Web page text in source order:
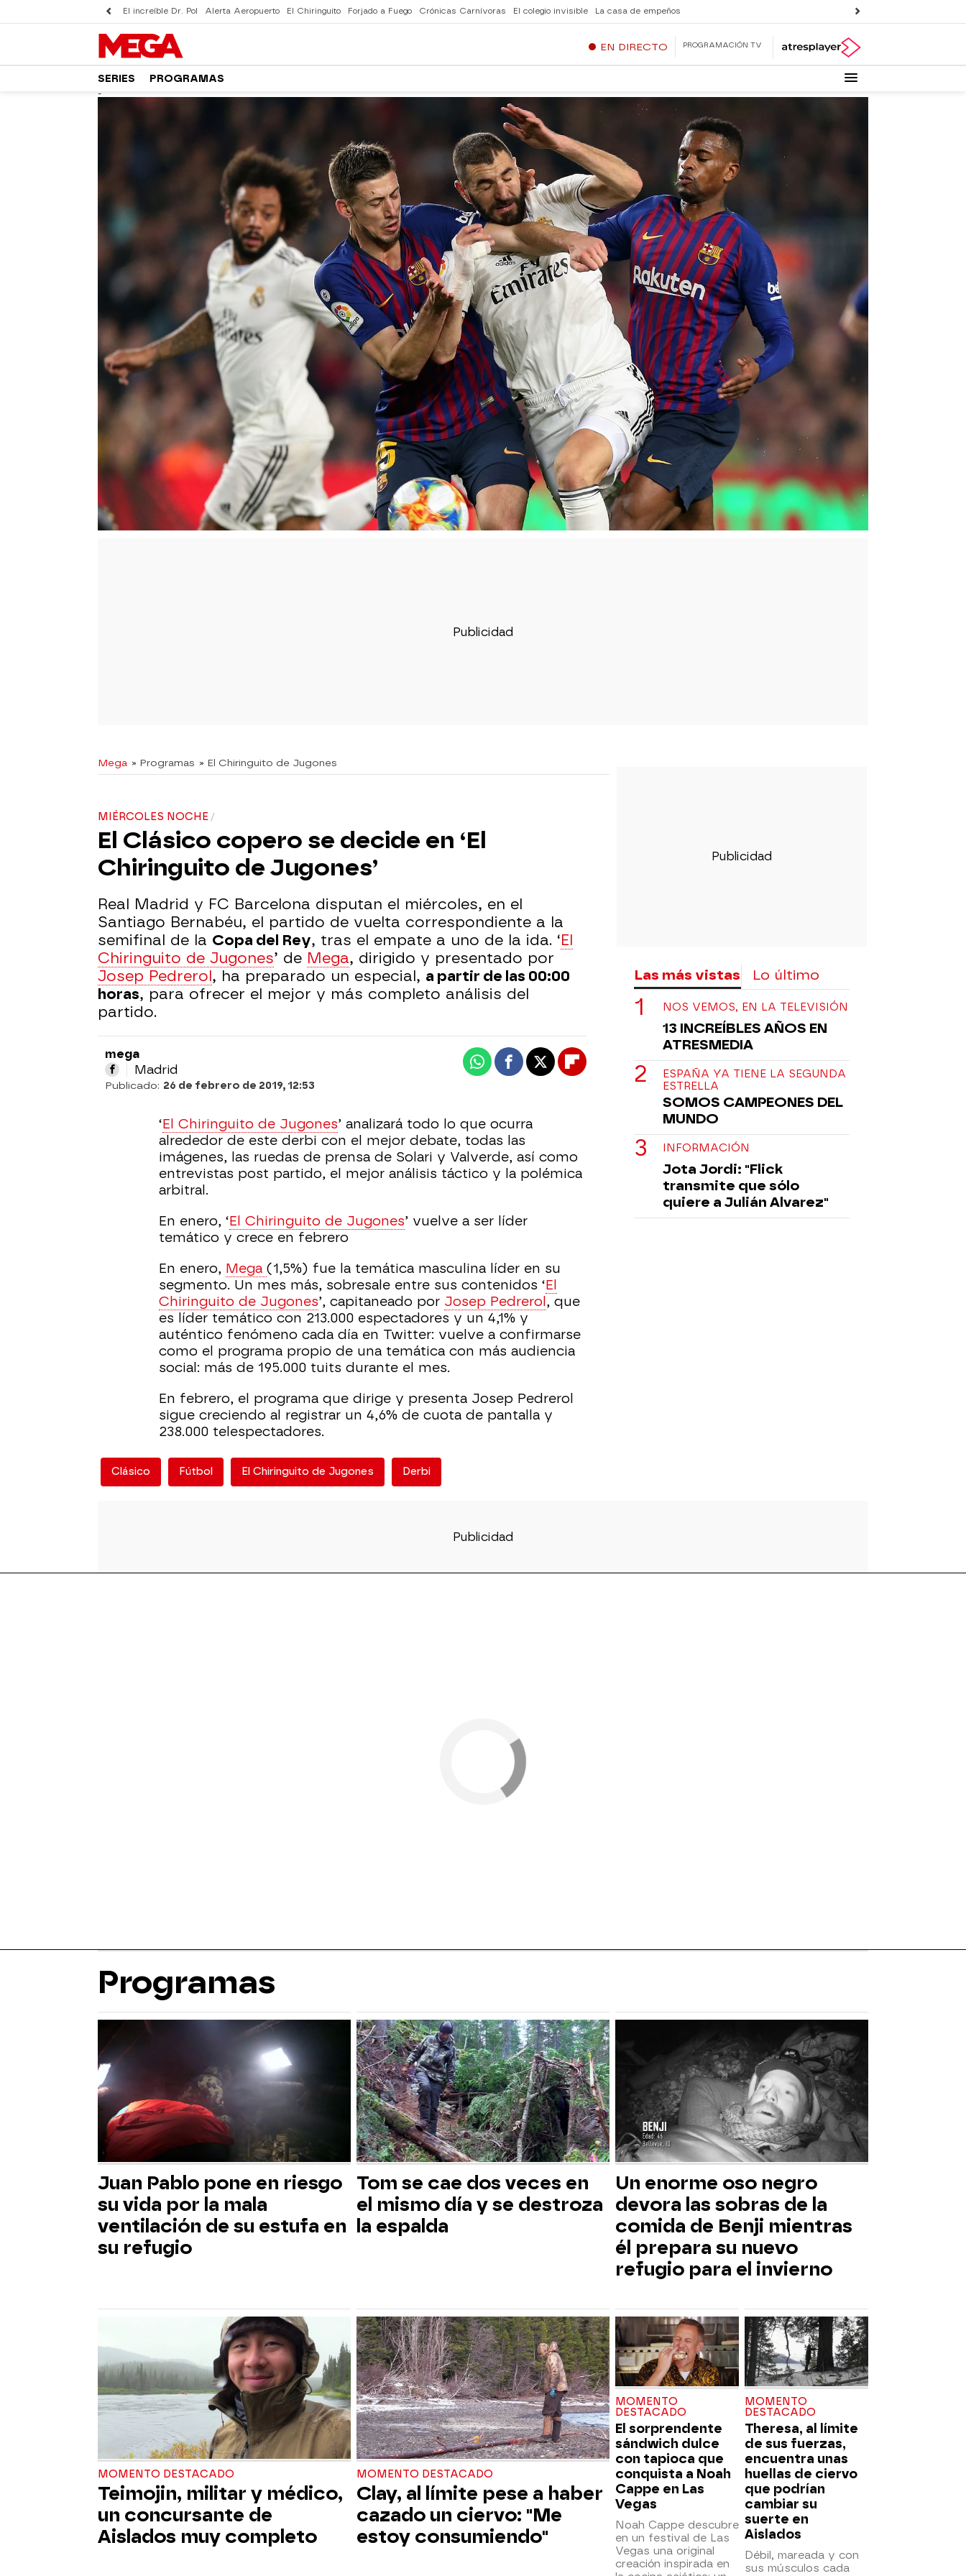
El increíble Dr. Pol Alerta Aeropuerto El Chiringuito Forjado a Fuego Crónicas Carnívoras El colegio invisible La casa de empeños
EN DIRECTO PROGRAMACIÓN TV
SERIES PROGRAMAS
-
Mega » Programas » El Chiringuito de Jugones
MIÉRCOLES NOCHE
El Clásico copero se decide en ‘El
Chiringuito de Jugones’
Real Madrid y FC Barcelona disputan el miércoles, en el
Santiago Bernabéu, el partido de vuelta correspondiente a la
semifinal de la Copa del Rey, tras el empate a uno de la ida. ‘El
Chiringuito de Jugones’ de Mega, dirigido y presentado por
Josep Pedrerol, ha preparado un especial, a partir de las 00:00
horas, para ofrecer el mejor y más completo análisis del
partido.
mega
Madrid
Publicado: 26 de febrero de 2019, 12:53
WhatsappFacebook
X Flipboard
‘El Chiringuito de Jugones’ analizará todo lo que ocurra
alrededor de este derbi con el mejor debate, todas las
imágenes, las ruedas de prensa de Solari y Valverde, así como
entrevistas post partido, el mejor análisis táctico y la polémica
arbitral.
En enero, ‘El Chiringuito de Jugones’ vuelve a ser líder
temático y crece en febrero
En enero, Mega (1,5%) fue la temática masculina líder en su
segmento. Un mes más, sobresale entre sus contenidos ‘El
Chiringuito de Jugones’, capitaneado por Josep Pedrerol , que
es líder temático con 213.000 espectadores y un 4,1% y
auténtico fenómeno cada día en Twitter: vuelve a confirmarse
como el programa propio de una temática con más audiencia
social: más de 195.000 tuits durante el mes.
En febrero, el programa que dirige y presenta Josep Pedrerol
sigue creciendo al registrar un 4,6% de cuota de pantalla y
238.000 telespectadores.
Clásico Fútbol El Chiringuito de Jugones Derbi
Las más vistas Lo último
NOS VEMOS, EN LA TELEVISIÓN
13 INCREÍBLES AÑOS EN
ATRESMEDIA
ESPAÑA YA TIENE LA SEGUNDA
ESTRELLA
SOMOS CAMPEONES DEL
MUNDO
INFORMACIÓN
Jota Jordi: "Flick
transmite que sólo
quiere a Julián Alvarez"
Programas
Juan Pablo pone en riesgo
su vida por la mala
ventilación de su estufa en
su refugio
Tom se cae dos veces en
el mismo día y se destroza
la espalda
Un enorme oso negro
devora las sobras de la
comida de Benji mientras
él prepara su nuevo
refugio para el invierno
MOMENTO DESTACADO
Teimojin, militar y médico,
un concursante de
Aislados muy completo
MOMENTO DESTACADO
Clay, al límite pese a haber
cazado un ciervo: "Me
estoy consumiendo"
MOMENTO
DESTACADO
El sorprendente
sándwich dulce
con tapioca que
conquista a Noah
Cappe en Las
Vegas
Noah Cappe descubre
en un festival de Las
Vegas una original
creación inspirada en
MOMENTO
DESTACADO
Theresa, al límite
de sus fuerzas,
encuentra unas
huellas de ciervo
que podrían
cambiar su
suerte en
Aislados
Débil, mareada y con
sus músculos cada